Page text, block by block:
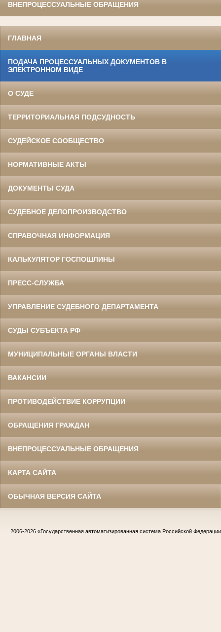
ВНЕПРОЦЕССУАЛЬНЫЕ ОБРАЩЕНИЯ
ГЛАВНАЯ
ПОДАЧА ПРОЦЕССУАЛЬНЫХ ДОКУМЕНТОВ В
ЭЛЕКТРОННОМ ВИДЕ
О СУДЕ
ТЕРРИТОРИАЛЬНАЯ ПОДСУДНОСТЬ
СУДЕЙСКОЕ СООБЩЕСТВО
НОРМАТИВНЫЕ АКТЫ
ДОКУМЕНТЫ СУДА
СУДЕБНОЕ ДЕЛОПРОИЗВОДСТВО
СПРАВОЧНАЯ ИНФОРМАЦИЯ
КАЛЬКУЛЯТОР ГОСПОШЛИНЫ
ПРЕСС-СЛУЖБА
УПРАВЛЕНИЕ СУДЕБНОГО ДЕПАРТАМЕНТА
СУДЫ СУБЪЕКТА РФ
МУНИЦИПАЛЬНЫЕ ОРГАНЫ ВЛАСТИ
ВАКАНСИИ
ПРОТИВОДЕЙСТВИЕ КОРРУПЦИИ
ОБРАЩЕНИЯ ГРАЖДАН
ВНЕПРОЦЕССУАЛЬНЫЕ ОБРАЩЕНИЯ
КАРТА САЙТА
ОБЫЧНАЯ ВЕРСИЯ САЙТА
2006-2026 «Государственная автоматизированная система Российской